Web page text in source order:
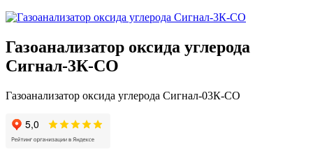
Газоанализатор оксида углерода
Сигнал-3К-СО
Газоанализатор оксида углерода Сигнал-03К-СО